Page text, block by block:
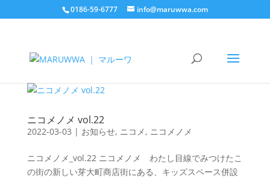
0186-59-6777 info@maruwwa.com
ニコメノメ vol.22
2022-03-03 | お知らせ, ニコメ , ニコメノメ
ニコメノメ_vol.22 ニコメノメ わたし目線でみつけたこ
の街の新しい芽大町商店街にある、キッズスペース併設